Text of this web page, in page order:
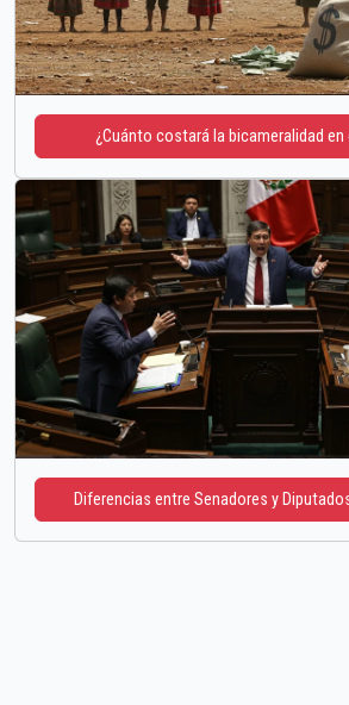
¿Cuánto costará la bicameralidad en
Diferencias entre Senadores y